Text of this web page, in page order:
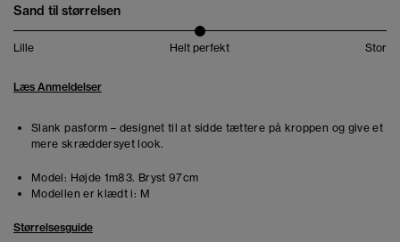
Sand til størrelsen
Lille Helt perfekt Stor
Læs Anmeldelser
Slank pasform – designet til at sidde tættere på kroppen og give et
mere skræddersyet look.
Model: Højde 1m83. Bryst 97cm
Modellen er klædt i: M
Størrelsesguide